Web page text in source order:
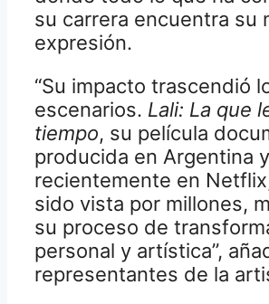
su carrera encuentra su
expresión.
“Su impacto trascendió
escenarios. Lali: La que
tiempo, su película
producida en Argentina
recientemente en
sido vista por millones,
su proceso de
personal y artística”,
representantes de la